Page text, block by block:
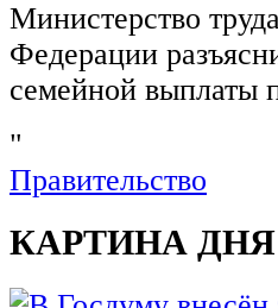
Министерство
Федерации
семейной выплаты
"
Правительство
КАРТИНА ДНЯ